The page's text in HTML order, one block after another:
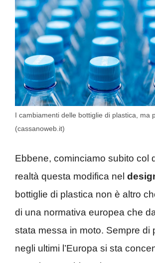
I cambiamenti delle bottiglie di plastica, ma
(cassanoweb.it)
Ebbene, cominciamo subito col
realtà questa modifica nel
bottiglie di plastica non è altro
di una normativa europea che
stata messa in moto. Sempre di
negli ultimi l’Europa si sta